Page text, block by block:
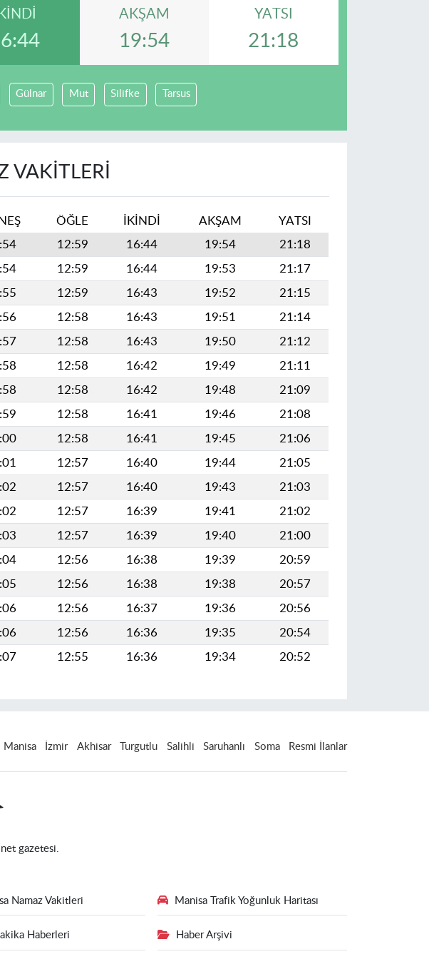
İKINDI AKŞAM
19:54
YATSI
21:18
Gülnar Mut Silifke Tarsus
VAKITLERI
ÖĞLE İKINDI AKŞAM
YATSI
12:59 16:44 19:54
21:18
12:59 16:44 19:53
21:17
12:59 16:43 19:52
21:15
12:58 16:43 19:51
21:14
12:58 16:43 19:50
21:12
12:58 16:42 19:49
21:11
12:58 16:42 19:48
21:09
12:58 16:41 19:46
21:08
12:58 16:41 19:45
21:06
12:57 16:40 19:44
21:05
12:57 16:40 19:43
21:03
12:57 16:39 19:41
21:02
12:57 16:39 19:40
21:00
12:56 16:38 19:39
20:59
12:56 16:38 19:38
20:57
12:56 16:37 19:36
20:56
12:56 16:36 19:35
20:54
12:55 16:36 19:34 20:52
Manisa İzmir Akhisar Turgutlu Salihli Saruhanlı Soma Resmi İlanlar
gazetesi.
Namaz Vakitleri Manisa Trafik Yoğunluk Haritası
Haberleri Haber Arşivi